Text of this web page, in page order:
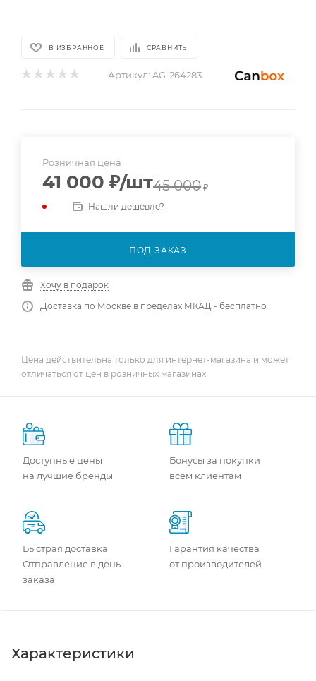
В ИЗБРАННОЕ СРАВНИТЬ
Артикул: AG-264283
Розничная цена
41 000 ₽/шт45 000₽
Нашли дешевле?
ПОД ЗАКАЗ
Хочу в подарок
Доставка по Москве в пределах МКАД - бесплатно
Цена действительна только для интернет-магазина и может
отличаться от цен в розничных магазинах
Доступные цены
на лучшие бренды
Бонусы за покупки
всем клиентам
Быстрая доставка
Отправление в день
заказа
Гарантия качества
от производителей
Характеристики